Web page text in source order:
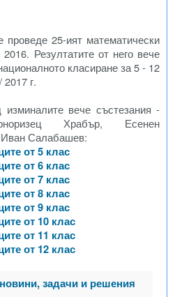
25-ият математически
Резултатите от него вече
класиране за 5 - 12
2017 г.
изминалите вече състезания -
Храбър, Есенен
Иван Салабашев:
от 5 клас
от 6 клас
от 7 клас
от 8 клас
от 9 клас
от 10 клас
от 11 клас
от 12 клас
задачи и решения